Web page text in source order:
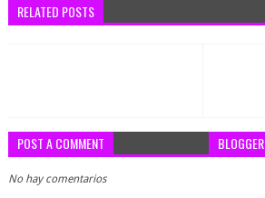
RELATED POSTS
POST A COMMENT BLOGGER
No hay comentarios